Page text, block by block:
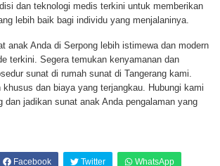
dan teknologi medis terkini untuk memberikan
lebih baik bagi individu yang menjalaninya.
anak Anda di Serpong lebih istimewa dan modern
terkini. Segera temukan kenyamanan dan
sunat di rumah sunat di Tangerang kami.
khusus dan biaya yang terjangkau. Hubungi kami
dan jadikan sunat anak Anda pengalaman yang
Facebook Twitter WhatsApp